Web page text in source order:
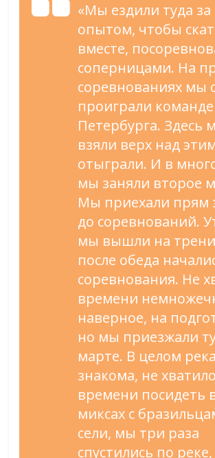
«Мы ездили туда за
опытом, чтобы
вместе,
соперницами. На
соревнованиях мы
проиграли
Петербурга. Здесь
взяли верх над
отыграли. И в
мы заняли второе
Мы приехали прям
до соревнований.
мы вышли на
после обеда
соревнования. Не
времени
наверное, на
но мы приезжали
марте. В целом
знакома, не хватило
времени посидеть
миксах с
сели, мы три раза
спустились по реке,